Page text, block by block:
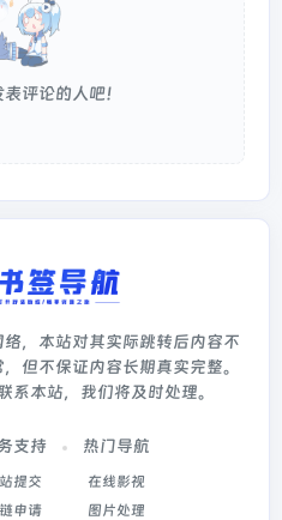
评论的人吧！
，本站对其实际跳转后内容不
但不保证内容长期真实完整。
系本站，我们将及时处理。
支持
提交
申请
热门导航
在线影视
图片处理